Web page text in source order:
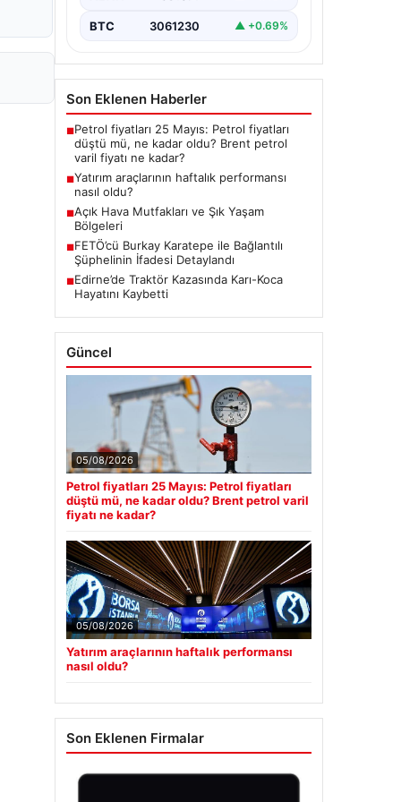
BTC 3061230 ▲ +0.69%
Son Eklenen Haberler
■Petrol fiyatları 25 Mayıs: Petrol fiyatları
düştü mü, ne kadar oldu? Brent petrol
varil fiyatı ne kadar?
■Yatırım araçlarının haftalık performansı
nasıl oldu?
■Açık Hava Mutfakları ve Şık Yaşam
Bölgeleri
■FETÖ’cü Burkay Karatepe ile Bağlantılı
Şüphelinin İfadesi Detaylandı
■Edirne’de Traktör Kazasında Karı-Koca
Hayatını Kaybetti
Güncel
05/08/2026
Petrol fiyatları 25 Mayıs: Petrol fiyatları
düştü mü, ne kadar oldu? Brent petrol varil
fiyatı ne kadar?
05/08/2026
Yatırım araçlarının haftalık performansı
nasıl oldu?
Son Eklenen Firmalar